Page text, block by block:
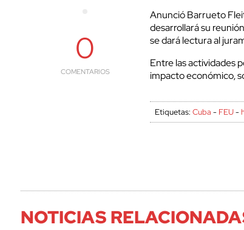
0
COMENTARIOS
Anunció Barrueto
desarrollará su
se dará lectura al
Entre las actividades
impacto económico,
Etiquetas:Cuba - FEU-
NOTICIAS